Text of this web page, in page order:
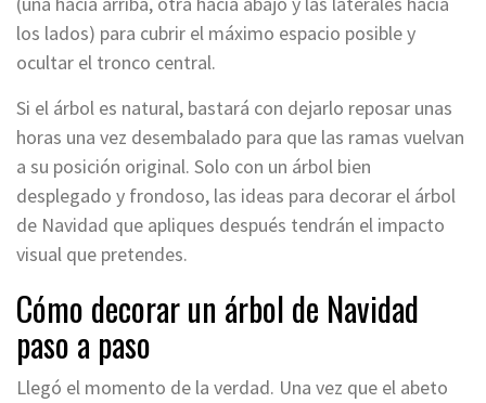
los lados) para cubrir el máximo espacio posible y
ocultar el tronco central.
Si el árbol es natural, bastará con dejarlo reposar unas
horas una vez desembalado para que las ramas vuelvan
a su posición original. Solo con un árbol bien
desplegado y frondoso, las ideas para decorar el árbol
de Navidad que apliques después tendrán el impacto
visual que pretendes.
Cómo decorar un árbol de Navidad
paso a paso
Llegó el momento de la verdad. Una vez que el abeto